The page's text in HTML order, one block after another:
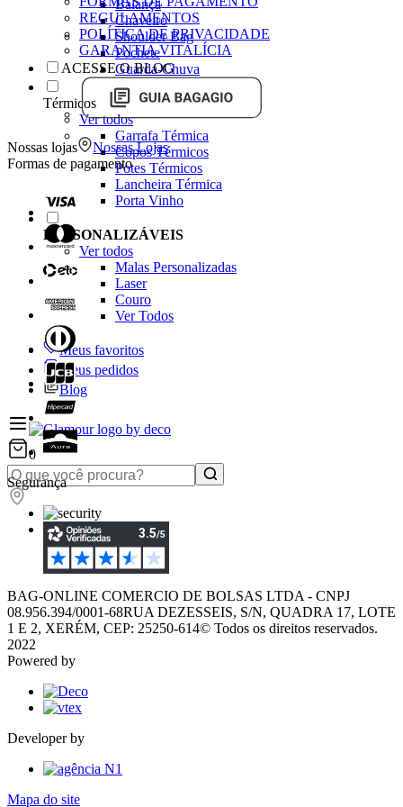
Balança
Chaveiro
Shoulder Bag
Pochete
Guarda-Chuva
Térmicos
Ver todos
Garrafa Térmica
Copos Térmicos
Potes Térmicos
Lancheira Térmica
Porta Vinho
PERSONALIZÁVEIS
Ver todos
Malas Personalizadas
Laser
Couro
Ver Todos
Meus favoritos
Meus pedidos
Blog
0
REGULAMENTOS
POLÍTICA DE PRIVACIDADE
GARANTIA VITALÍCIA
ACESSE O BLOG
Nossas lojas
Nossas Lojas
Formas de pagamento
Segurança
BAG-ONLINE COMERCIO DE BOLSAS LTDA - CNPJ
08.956.394/0001-68RUA DEZESSEIS, S/N, QUADRA 17, LOTE
1 E 2, XERÉM, CEP: 25250-614© Todos os direitos reservados.
2022
Powered by
Developer by
Mapa do site